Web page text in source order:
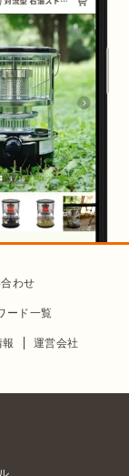
わせ
ード一覧
運営会社